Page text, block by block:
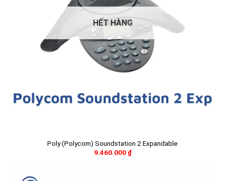
HẾT HÀNG
Poly (Polycom) Soundstation 2 Expandable
9.460.000 ₫